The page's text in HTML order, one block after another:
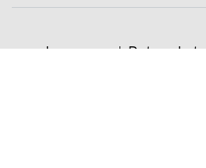
Impressum Datenschutz